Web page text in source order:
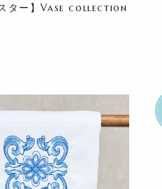
スター】Vase collection